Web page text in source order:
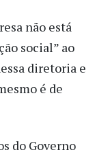
não está
social” ao
diretoria e
é de
do Governo